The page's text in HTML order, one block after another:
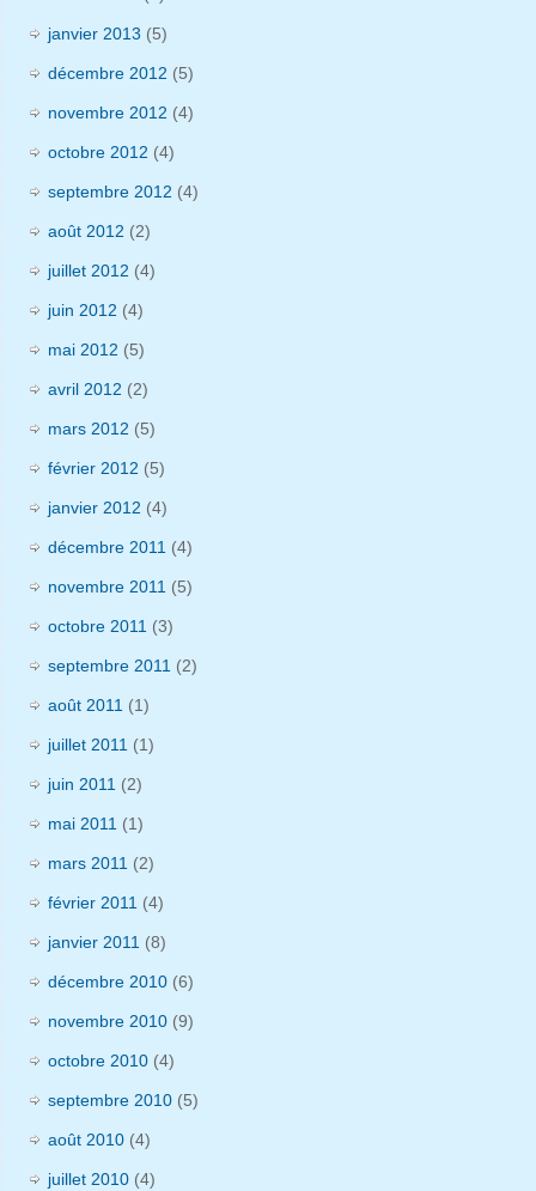
janvier 2013 (5)
décembre 2012 (5)
novembre 2012 (4)
octobre 2012 (4)
septembre 2012 (4)
août 2012 (2)
juillet 2012 (4)
juin 2012 (4)
mai 2012 (5)
avril 2012 (2)
mars 2012 (5)
février 2012 (5)
janvier 2012 (4)
décembre 2011 (4)
novembre 2011 (5)
octobre 2011 (3)
septembre 2011 (2)
août 2011 (1)
juillet 2011 (1)
juin 2011 (2)
mai 2011 (1)
mars 2011 (2)
février 2011 (4)
janvier 2011 (8)
décembre 2010 (6)
novembre 2010 (9)
octobre 2010 (4)
septembre 2010 (5)
août 2010 (4)
juillet 2010 (4)